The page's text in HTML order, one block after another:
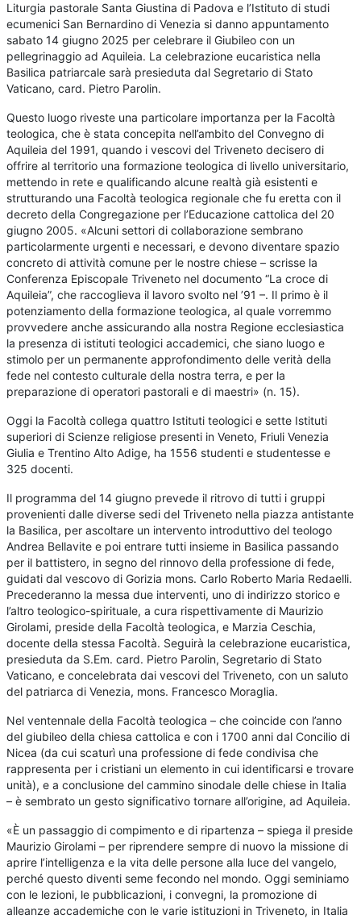
Liturgia pastorale Santa Giustina di Padova e l’Istituto di studi
ecumenici San Bernardino di Venezia si danno appuntamento
sabato 14 giugno 2025 per celebrare il Giubileo con un
pellegrinaggio ad Aquileia. La celebrazione eucaristica nella
Basilica patriarcale sarà presieduta dal Segretario di Stato
Vaticano, card. Pietro Parolin.
Questo luogo riveste una particolare importanza per la Facoltà
teologica, che è stata concepita nell’ambito del Convegno di
Aquileia del 1991, quando i vescovi del Triveneto decisero di
offrire al territorio una formazione teologica di livello universitario,
mettendo in rete e qualificando alcune realtà già esistenti e
strutturando una Facoltà teologica regionale che fu eretta con il
decreto della Congregazione per l’Educazione cattolica del 20
giugno 2005. «Alcuni settori di collaborazione sembrano
particolarmente urgenti e necessari, e devono diventare spazio
concreto di attività comune per le nostre chiese – scrisse la
Conferenza Episcopale Triveneto nel documento “La croce di
Aquileia”, che raccoglieva il lavoro svolto nel ’91 –. Il primo è il
potenziamento della formazione teologica, al quale vorremmo
provvedere anche assicurando alla nostra Regione ecclesiastica
la presenza di istituti teologici accademici, che siano luogo e
stimolo per un permanente approfondimento delle verità della
fede nel contesto culturale della nostra terra, e per la
preparazione di operatori pastorali e di maestri» (n. 15).
Oggi la Facoltà collega quattro Istituti teologici e sette Istituti
superiori di Scienze religiose presenti in Veneto, Friuli Venezia
Giulia e Trentino Alto Adige, ha 1556 studenti e studentesse e
325 docenti.
Il programma del 14 giugno prevede il ritrovo di tutti i gruppi
provenienti dalle diverse sedi del Triveneto nella piazza antistante
la Basilica, per ascoltare un intervento introduttivo del teologo
Andrea Bellavite e poi entrare tutti insieme in Basilica passando
per il battistero, in segno del rinnovo della professione di fede,
guidati dal vescovo di Gorizia mons. Carlo Roberto Maria Redaelli.
Precederanno la messa due interventi, uno di indirizzo storico e
l’altro teologico-spirituale, a cura rispettivamente di Maurizio
Girolami, preside della Facoltà teologica, e Marzia Ceschia,
docente della stessa Facoltà. Seguirà la celebrazione eucaristica,
presieduta da S.Em. card. Pietro Parolin, Segretario di Stato
Vaticano, e concelebrata dai vescovi del Triveneto, con un saluto
del patriarca di Venezia, mons. Francesco Moraglia.
Nel ventennale della Facoltà teologica – che coincide con l’anno
del giubileo della chiesa cattolica e con i 1700 anni dal Concilio di
Nicea (da cui scaturì una professione di fede condivisa che
rappresenta per i cristiani un elemento in cui identificarsi e trovare
unità), e a conclusione del cammino sinodale delle chiese in Italia
– è sembrato un gesto significativo tornare all’origine, ad Aquileia.
«È un passaggio di compimento e di ripartenza – spiega il preside
Maurizio Girolami – per riprendere sempre di nuovo la missione di
aprire l’intelligenza e la vita delle persone alla luce del vangelo,
perché questo diventi seme fecondo nel mondo. Oggi seminiamo
con le lezioni, le pubblicazioni, i convegni, la promozione di
alleanze accademiche con le varie istituzioni in Triveneto, in Italia